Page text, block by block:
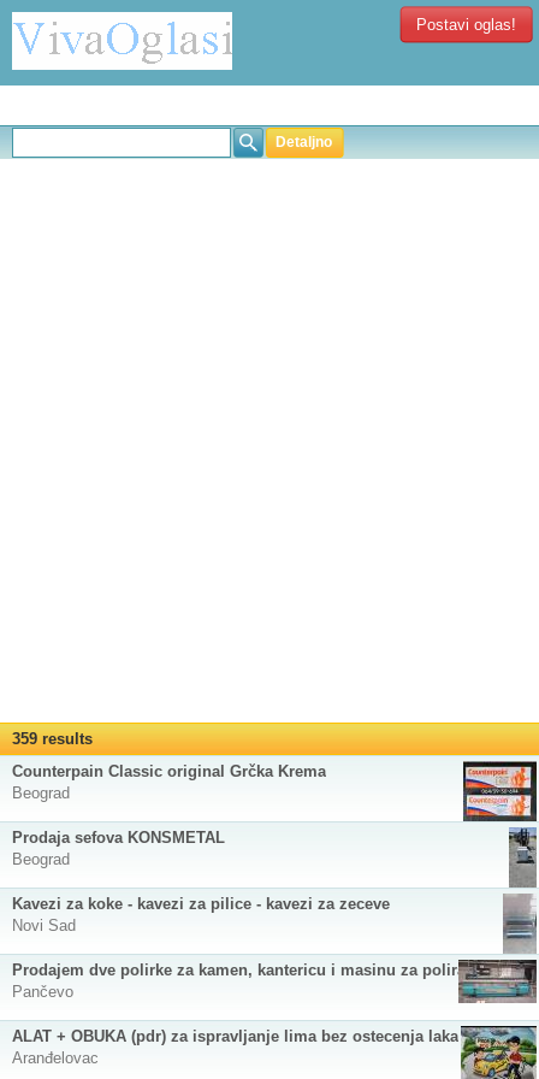
Postavi oglas!
Detaljno
359 results
Counterpain Classic original Grčka Krema
Beograd
Prodaja sefova KONSMETAL
Beograd
Kavezi za koke - kavezi za pilice - kavezi za zeceve
Novi Sad
Prodajem dve polirke za kamen, kantericu i masinu za poliranje
Pančevo
ALAT + OBUKA (pdr) za ispravljanje lima bez ostecenja laka
Aranđelovac